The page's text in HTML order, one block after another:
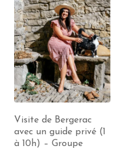
Visite de Bergerac
avec un guide privé (1
à 10h) – Groupe